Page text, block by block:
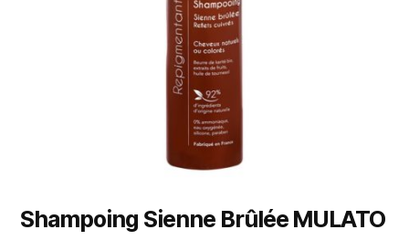
Shampoing Sienne Brûlée MULATO